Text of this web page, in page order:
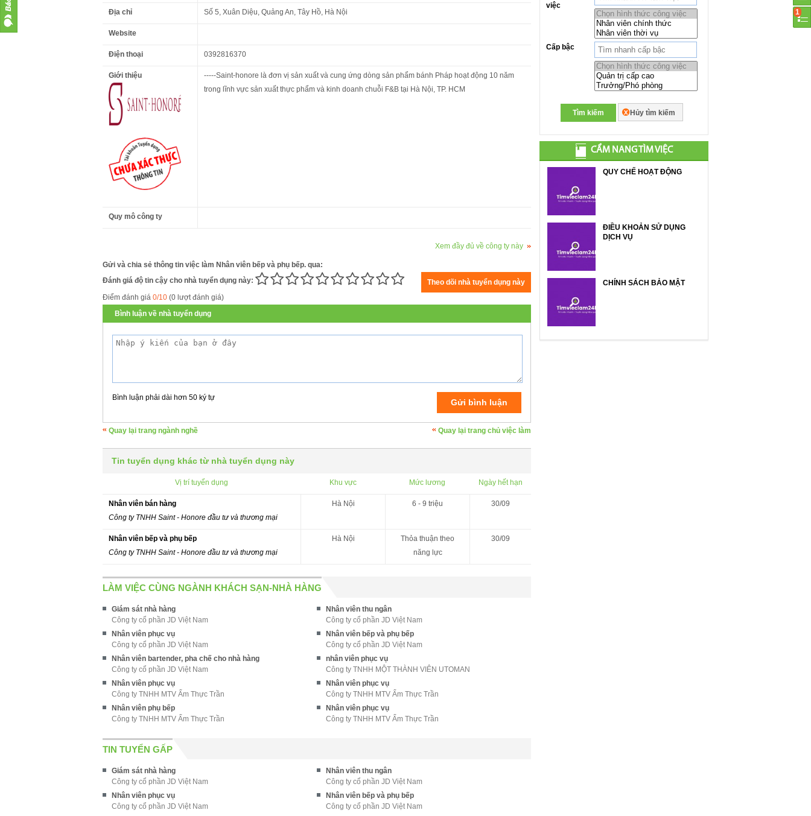
Địa chỉ Số 5, Xuân Diệu, Quảng An, Tây Hồ, Hà Nội
Website
Điện thoại 0392816370
Giới thiệu
-----Saint-honore là đơn vị sản xuất và cung ứng dòng sản phẩm bánh Pháp hoạt động 10 năm
trong lĩnh vực sản xuất thực phẩm và kinh doanh chuỗi F&B tại Hà Nội, TP. HCM
Quy mô công ty
Xem đầy đủ về công ty này
Gửi và chia sẻ thông tin việc làm Nhân viên bếp và phụ bếp. qua:
Đánh giá độ tin cậy cho nhà tuyển dụng này:
Điểm đánh giá 0/10 (0 lượt đánh giá)
Bình luận về nhà tuyển dụng
Bình luận phải dài hơn 50 ký tự
Quay lại trang ngành nghề Quay lại trang chủ việc làm
Tin tuyển dụng khác từ nhà tuyển dụng này
Vị trí tuyển dụng Khu vực Mức lương Ngày hết hạn
Nhân viên bán hàng
Công ty TNHH Saint - Honore đầu tư và thương mại
Hà Nội 6 - 9 triệu 30/09
Nhân viên bếp và phụ bếp
Công ty TNHH Saint - Honore đầu tư và thương mại
Hà Nội
Thỏa thuận theo
năng lực
30/09
LÀM VIỆC CÙNG NGÀNH KHÁCH SẠN-NHÀ HÀNG
Giám sát nhà hàng
Công ty cổ phần JD Việt Nam
Nhân viên thu ngân
Công ty cổ phần JD Việt Nam
Nhân viên phục vụ
Công ty cổ phần JD Việt Nam
Nhân viên bếp và phụ bếp
Công ty cổ phần JD Việt Nam
Nhân viên bartender, pha chế cho nhà hàng
Công ty cổ phần JD Việt Nam
nhân viên phục vụ
Công ty TNHH MỘT THÀNH VIÊN UTOMAN
Nhân viên phục vụ
Công ty TNHH MTV Ẩm Thực Trần
Nhân viên phục vụ
Công ty TNHH MTV Ẩm Thực Trần
Nhân viên phụ bếp
Công ty TNHH MTV Ẩm Thực Trần
Nhân viên phục vụ
Công ty TNHH MTV Ẩm Thực Trần
TIN TUYỂN GẤP
Giám sát nhà hàng
Công ty cổ phần JD Việt Nam
Nhân viên thu ngân
Công ty cổ phần JD Việt Nam
Nhân viên phục vụ
Công ty cổ phần JD Việt Nam
Nhân viên bếp và phụ bếp
Công ty cổ phần JD Việt Nam
việc
Cấp bậc
Tìm kiếm Hủy tìm kiếm
CẨM NANG TÌM VIỆC
QUY CHẾ HOẠT ĐỘNG
ĐIỀU KHOẢN SỬ DỤNG
DỊCH VỤ
CHÍNH SÁCH BẢO MẬT
1